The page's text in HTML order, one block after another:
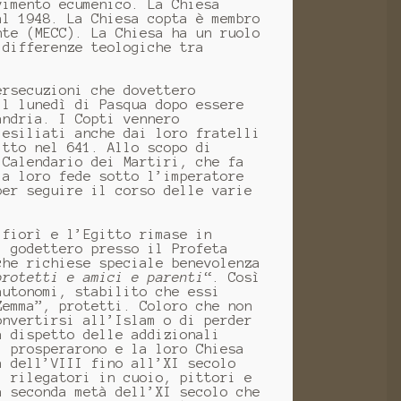
ecumenico. La Chiesa
La Chiesa copta è membro
(MECC). La Chiesa ha un ruolo
teologiche tra
che dovettero
di Pasqua dopo essere
I Copti vennero
esiliati anche dai loro fratelli
nel 641. Allo scopo di
dei Martiri, che fa
loro fede sotto l’imperatore
seguire il corso delle varie
fiorì e l’Egitto rimase in
presso il Profeta
richiese speciale benevolenza
e amici e parenti “. Così
stabilito che essi
protetti. Coloro che non
all’Islam o di perder
delle addizionali
e la loro Chiesa
dell’VIII fino all’XI secolo
rilegatori in cuoio, pittori e
metà dell’XI secolo che